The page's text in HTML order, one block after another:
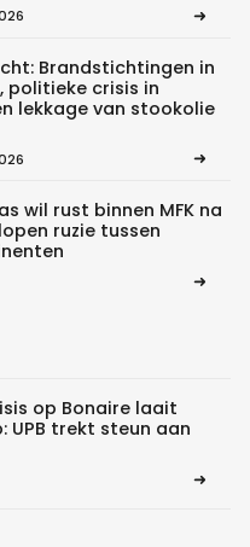
Brandstichtingen in
politieke crisis in
lekkage van stookolie
wil rust binnen MFK na
ruzie tussen
op Bonaire laait
UPB trekt steun aan